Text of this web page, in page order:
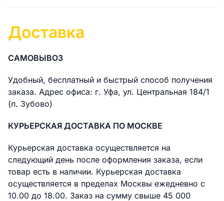
Доставка
САМОВЫВОЗ
Удобный, бесплатный и быстрый способ получения
заказа. Адрес офиса: г. Уфа, ул. Центральная 184/1
(п. Зубово)
КУРЬЕРСКАЯ ДОСТАВКА ПО МОСКВЕ
Курьерская доставка осуществляется на
следующий день после оформления заказа, если
товар есть в наличии. Курьерская доставка
осуществляется в пределах Москвы ежедневно с
10.00 до 18.00. Заказ на сумму свыше 45 000